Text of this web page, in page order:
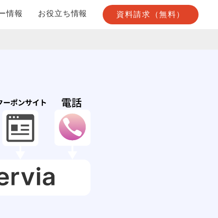
情報 お役立ち情報 資料請求（無料）